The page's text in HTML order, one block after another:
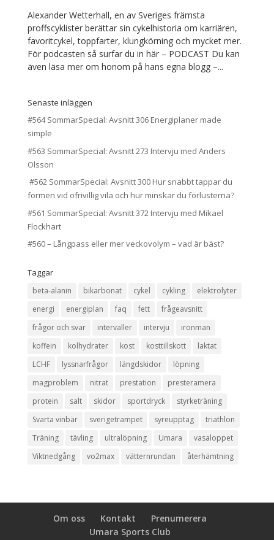
Alexander Wetterhall, en av Sveriges främsta
proffscyklister berättar sin cykelhistoria om karriären,
favoritcykel, toppfarter, klungkörning och mycket mer.
För podcasten så surfar du in här – PODCAST Du kan
även läsa mer om honom på hans egna blogg –...
Senaste inläggen
#564 SommarSpecial: Avsnitt 306 Energiplaner made
simple
#563 SommarSpecial: Avsnitt 273 Intervju med Anders
Olsson
#562 SommarSpecial: Avsnitt 300 Hur snabbt tappar du
formen vid ofrivillig vila och hur minskar du förlusterna?
#561 SommarSpecial: Avsnitt 372 Intervju med Mikael
Flockhart
#560 – Långpass eller mer veckovolym – vad är bäst?
Taggar
beta-alanin bikarbonat cykel cykling
elektrolyter
energi
energiplan faq fett
frågeavsnitt
frågor och svar
intervaller intervju
ironman
koffein
kolhydrater kost kosttillskott
laktat
LCHF
lyssnarfrågor längdskidor
löpning
magproblem
nitrat prestation
presteramera
protein
salt skidor sportdryck
styrketräning
Svarta vinbär
sverigetrampet syreupptag
triathlon
Träning
tävling ultralöpning Umara
vasaloppet
Viktnedgång
vo2max vätternrundan återhämtning
Om oss Kontakt
Prenumerera
Umara Sports Club